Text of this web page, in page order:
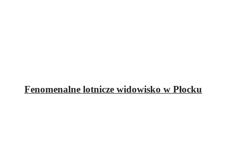
Fenomenalne lotnicze widowisko w Płocku